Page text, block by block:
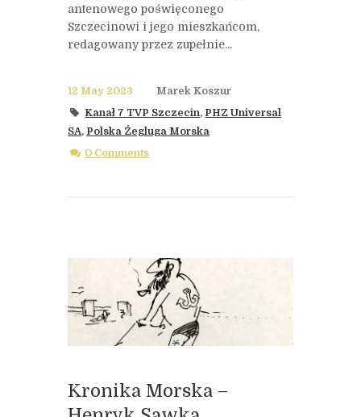
antenowego poświęconego
Szczecinowi i jego mieszkańcom,
redagowany przez zupełnie...
12 May 2023
Marek Koszur
Kanał 7 TVP Szczecin, PHZ Universal
SA, Polska Żegluga Morska
0 Comments
Kronika Morska –